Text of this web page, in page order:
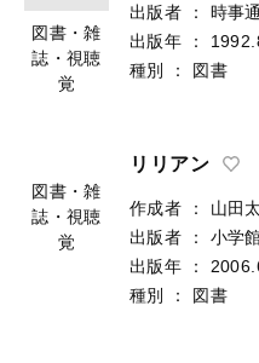
図書・雑
誌・視聴
覚
出版者
：
時事
出版年
：
種別
： 図書
図書・雑
誌・視聴
覚
リリアン
作成者 ： 山田
出版者
：
小学
出版年
：
種別
： 図書